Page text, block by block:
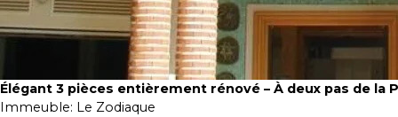
Élégant 3 pièces entièrement rénové – À deux pas de la
Immeuble: Le Zodiaque